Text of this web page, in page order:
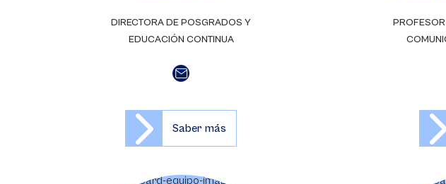
DIRECTORA DE POSGRADOS Y
EDUCACIÓN CONTINUA
Saber más